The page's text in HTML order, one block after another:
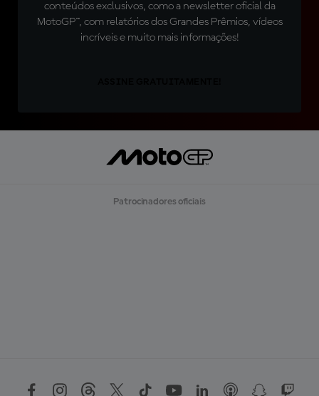
conteúdos exclusivos, como a newsletter oficial da
MotoGP™, com relatórios dos Grandes Prêmios, vídeos
incríveis e muito mais informações!
Patrocinadores oficiais